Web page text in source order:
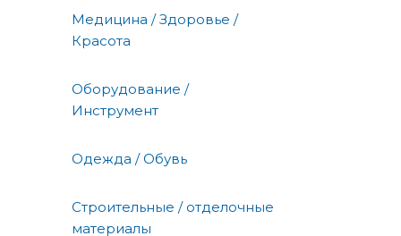
Медицина / Здоровье /
Красота
Оборудование /
Инструмент
Одежда / Обувь
Строительные / отделочные
материалы